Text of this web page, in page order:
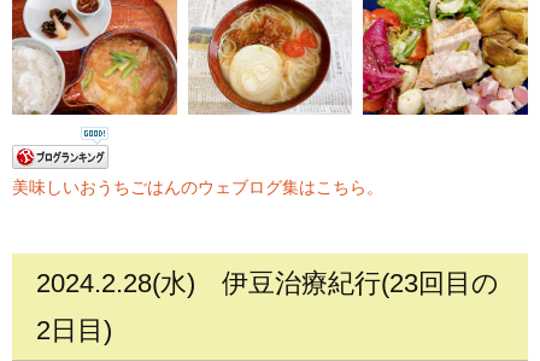
美味しいおうちごはんのウェブログ集はこちら。
2024.2.28(水) 伊豆治療紀行(23回目の
2日目)